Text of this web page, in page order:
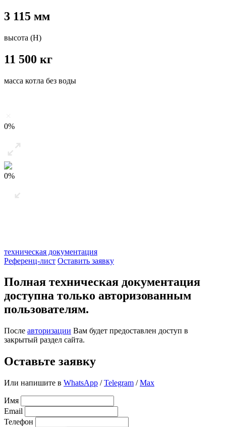
3 115 мм
высота (H)
11 500 кг
масса котла без воды
0%
0%
техническая документация
Референц-лист Оставить заявку
Полная техническая документация
доступна только авторизованным
пользователям.
После авторизации Вам будет предоставлен доступ в
закрытый раздел сайта.
Оставьте заявку
Или напишите в WhatsApp /Telegram /Max
Имя
Email
Телефон